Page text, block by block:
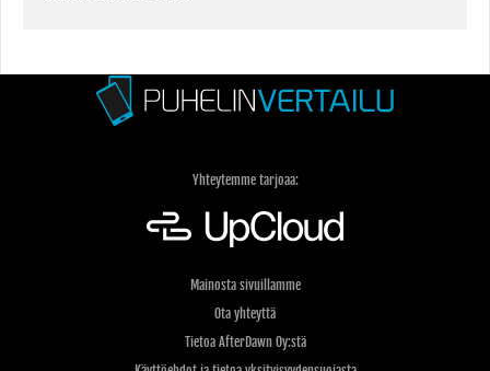
Yhteytemme tarjoaa:
Mainosta sivuillamme
Ota yhteyttä
Tietoa AfterDawn Oy:stä